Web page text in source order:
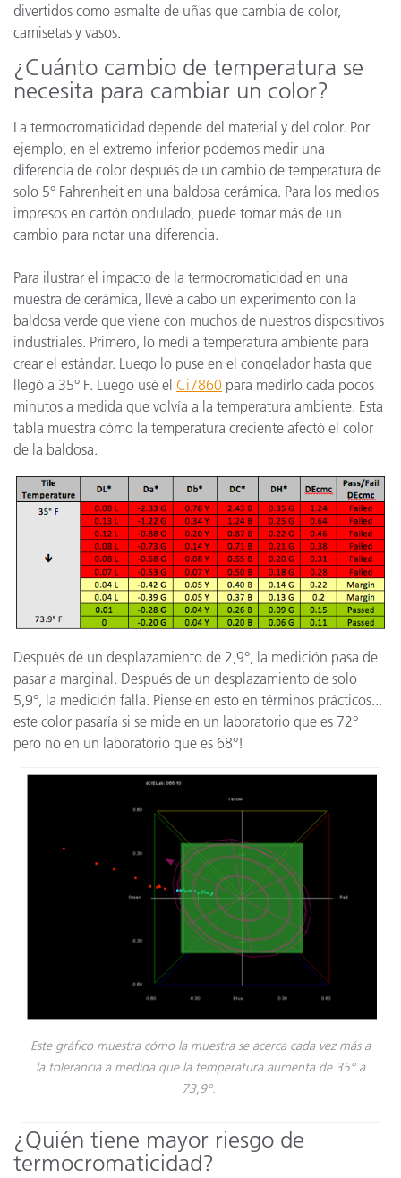
divertidos como esmalte de uñas que cambia de color,
camisetas y vasos.
¿Cuánto cambio de temperatura se
necesita para cambiar un color?
La termocromaticidad depende del material y del color. Por
ejemplo, en el extremo inferior podemos medir una
diferencia de color después de un cambio de temperatura de
solo 5° Fahrenheit en una baldosa cerámica. Para los medios
impresos en cartón ondulado, puede tomar más de un
cambio para notar una diferencia.
Para ilustrar el impacto de la termocromaticidad en una
muestra de cerámica, llevé a cabo un experimento con la
baldosa verde que viene con muchos de nuestros dispositivos
industriales. Primero, lo medí a temperatura ambiente para
crear el estándar. Luego lo puse en el congelador hasta que
llegó a 35° F. Luego usé el Ci7860 para medirlo cada pocos
minutos a medida que volvía a la temperatura ambiente. Esta
tabla muestra cómo la temperatura creciente afectó el color
de la baldosa.
Después de un desplazamiento de 2,9°, la medición pasa de
pasar a marginal. Después de un desplazamiento de solo
5,9°, la medición falla. Piense en esto en términos prácticos...
este color pasaría si se mide en un laboratorio que es 72°
pero no en un laboratorio que es 68°!
Este gráfico muestra cómo la muestra se acerca cada vez más a
la tolerancia a medida que la temperatura aumenta de 35° a
73,9°.
¿Quién tiene mayor riesgo de
termocromaticidad?